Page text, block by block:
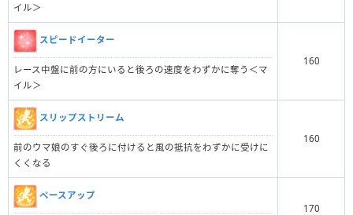
イル＞
スピードイーター
レース中盤に前の方にいると後ろの速度をわずかに奪う＜マ
イル＞
160
スリップストリーム
前のウマ娘のすぐ後ろに付けると風の抵抗をわずかに受けに
くくなる
160
ペースアップ
170